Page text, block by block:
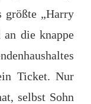
größte „Harry
die knappe
Ticket. Nur
selbst Sohn